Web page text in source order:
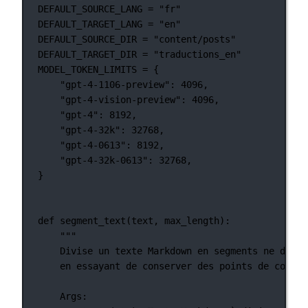
DEFAULT_SOURCE_LANG =
"fr"
DEFAULT_TARGET_LANG =
"en"
DEFAULT_SOURCE_DIR =
"content/posts"
DEFAULT_TARGET_DIR =
"traductions_en"
MODEL_TOKEN_LIMITS = {
"gpt-4-1106-preview" : 4096,
"gpt-4-vision-preview" : 4096,
"gpt-4" : 8192 ,
"gpt-4-32k" : 32768,
"gpt-4-0613" : 8192 ,
"gpt-4-32k-0613" : 32768,
}
def segment_text (text, max_length):
"""
Divise un texte Markdown en segments ne
en essayant de conserver des points de
Args: